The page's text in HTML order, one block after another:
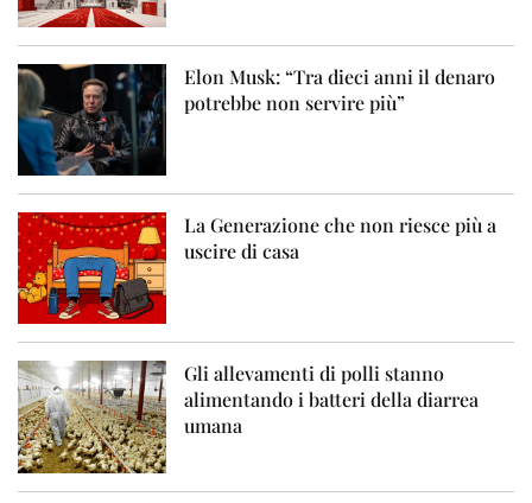
Elon Musk: “Tra dieci anni il denaro
potrebbe non servire più”
La Generazione che non riesce più a
uscire di casa
Gli allevamenti di polli stanno
alimentando i batteri della diarrea
umana